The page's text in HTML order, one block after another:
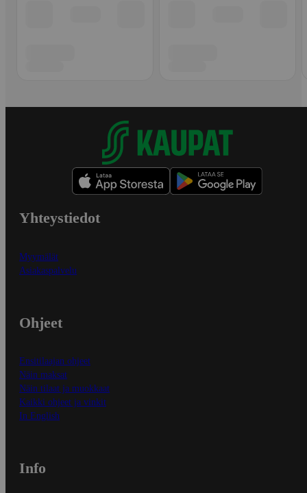
Yhteystiedot
Myymälät
Asiakaspalvelu
Ohjeet
Ensitilaajan ohjeet
Näin maksat
Näin tilaat ja muokkaat
Kaikki ohjeet ja vinkit
In English
Info